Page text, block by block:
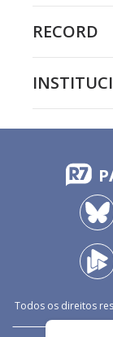
RECORD
Todos os direitos